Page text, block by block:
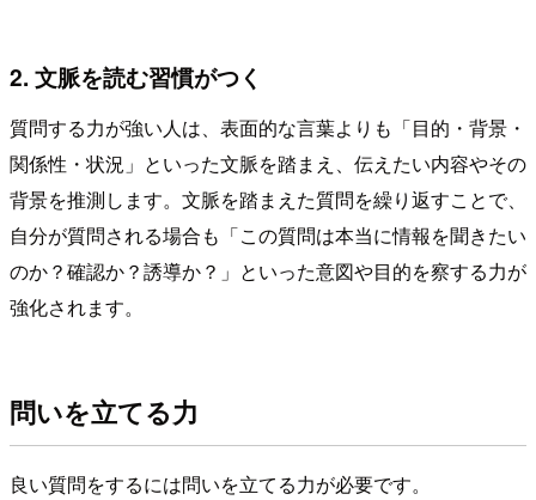
2. 文脈を読む習慣がつく
質問する力が強い人は、表面的な言葉よりも「目的・背景・
関係性・状況」といった文脈を踏まえ、伝えたい内容やその
背景を推測します。文脈を踏まえた質問を繰り返すことで、
自分が質問される場合も「この質問は本当に情報を聞きたい
のか？確認か？誘導か？」といった意図や目的を察する力が
強化されます。
問いを立てる力
良い質問をするには問いを立てる力が必要です。